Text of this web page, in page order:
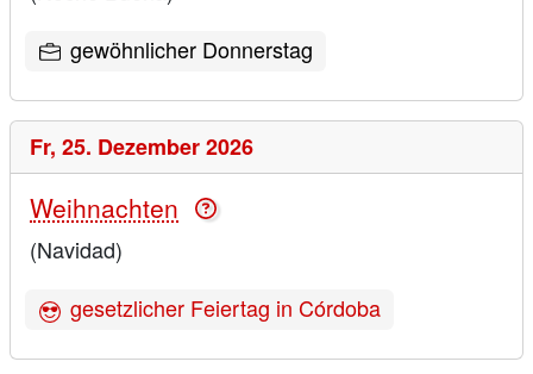
gewöhnlicher Donnerstag
Fr, 25. Dezember 2026
Weihnachten
(Navidad)
gesetzlicher Feiertag in Córdoba